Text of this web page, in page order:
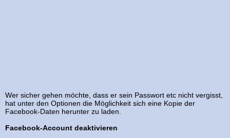
Wer sicher gehen möchte, dass er sein Passwort etc nicht vergisst,
hat unter den Optionen die Möglichkeit sich eine Kopie der
Facebook-Daten herunter zu laden.
Facebook-Account deaktivieren